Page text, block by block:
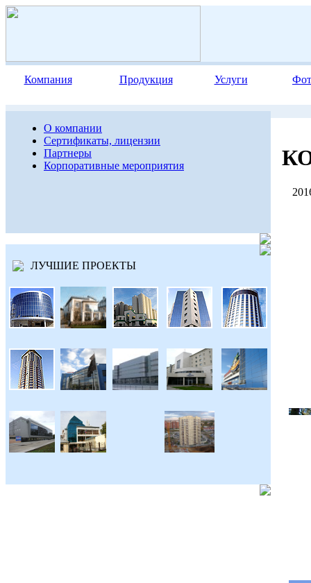
Компания Продукция Услуги
О компании
Сертификаты, лицензии
Партнеры
Корпоративные мероприятия
ЛУЧШИЕ ПРОЕКТЫ